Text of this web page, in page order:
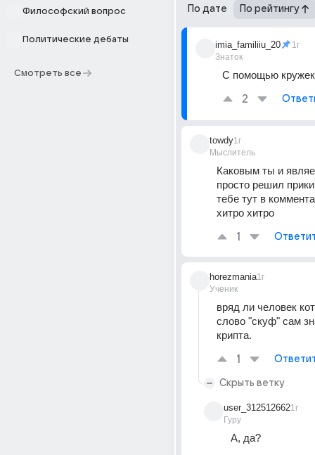
Философский вопрос
Политические дебаты
Смотреть все
По дате По рейтингу
imia_familiiu_20
Знаток
1г
С помощью
2
towdy
Мыслитель
1г
Каковым ты и
просто решил
тебе тут в
хитро хитро
1
horezmania
Ученик
1г
вряд ли человек
слово "скуф" сам
крипта.
1
Скрыть ветку
user_312512662
Гуру
1г
А, да?